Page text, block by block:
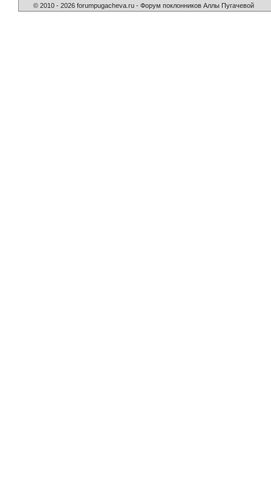
© 2010 - 2026 forumpugacheva.ru - Форум поклонников Аллы Пугачевой